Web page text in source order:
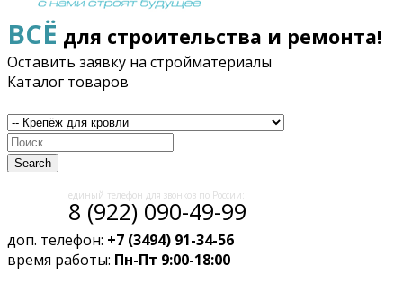
ВСЁ для строительства и ремонта!
Оставить заявку на стройматериалы
Каталог товаров
Search
единый телефон для звонков по России:
8 (922) 090-49-99
доп. телефон: +7 (3494) 91-34-56
время работы: Пн-Пт 9:00-18:00